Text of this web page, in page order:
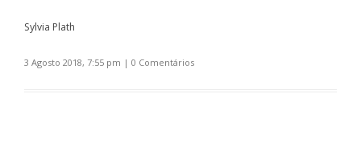
Sylvia Plath
3 Agosto 2018, 7:55 pm | 0 Comentários